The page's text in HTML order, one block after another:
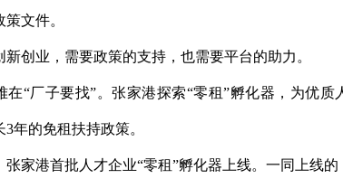
文件。
新创业，需要政策的支持，也需要平台的助力。
在“厂子要找”。张家港探索“零租”孵化器，为优
年的免租扶持政策。
张家港首批人才企业“零租”孵化器上线。一同上线的